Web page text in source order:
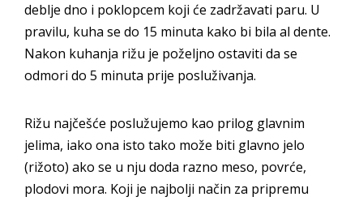
deblje dno i poklopcem koji će zadržavati paru. U
pravilu, kuha se do 15 minuta kako bi bila al dente.
Nakon kuhanja rižu je poželjno ostaviti da se
odmori do 5 minuta prije posluživanja.
Rižu najčešće poslužujemo kao prilog glavnim
jelima, iako ona isto tako može biti glavno jelo
(rižoto) ako se u nju doda razno meso, povrće,
plodovi mora. Koji je najbolji način za pripremu